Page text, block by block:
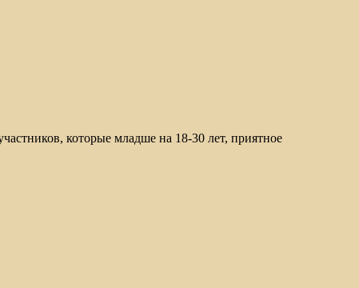
которые младше на 18-30 лет, приятное